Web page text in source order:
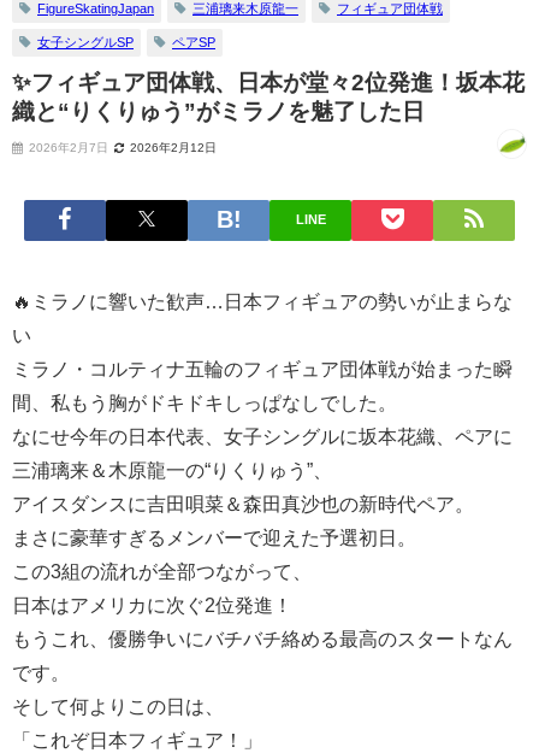
FigureSkatingJapan 三浦璃来木原龍一 フィギュア団体戦
女子シングルSP ペアSP
✨フィギュア団体戦、日本が堂々2位発進！坂本花
織と“りくりゅう”がミラノを魅了した日
2026年2月7日 2026年2月12日
LINE
🔥ミラノに響いた歓声…日本フィギュアの勢いが止まらな
い
ミラノ・コルティナ五輪のフィギュア団体戦が始まった瞬
間、私もう胸がドキドキしっぱなしでした。
なにせ今年の日本代表、女子シングルに坂本花織、ペアに
三浦璃来＆木原龍一の“りくりゅう”、
アイスダンスに吉田唄菜＆森田真沙也の新時代ペア。
まさに豪華すぎるメンバーで迎えた予選初日。
この3組の流れが全部つながって、
日本はアメリカに次ぐ2位発進！
もうこれ、優勝争いにバチバチ絡める最高のスタートなん
です。
そして何よりこの日は、
「これぞ日本フィギュア！」